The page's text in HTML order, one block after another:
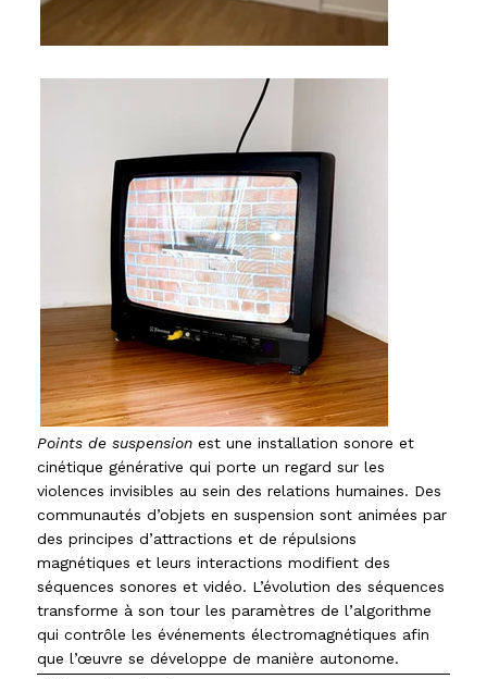
Points de suspension est une installation sonore et
cinétique générative qui porte un regard sur les
violences invisibles au sein des relations humaines. Des
communautés d’objets en suspension sont animées par
des principes d’attractions et de répulsions
magnétiques et leurs interactions modifient des
séquences sonores et vidéo. L’évolution des séquences
transforme à son tour les paramètres de l’algorithme
qui contrôle les événements électromagnétiques afin
que l’œuvre se développe de manière autonome.